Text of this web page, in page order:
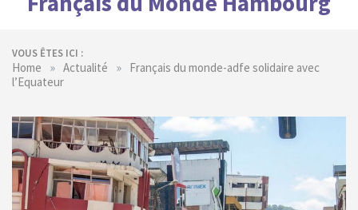
VOUS ÊTES ICI :
Home » Actualité » Français du monde-adfe solidaire avec
l’Equateur